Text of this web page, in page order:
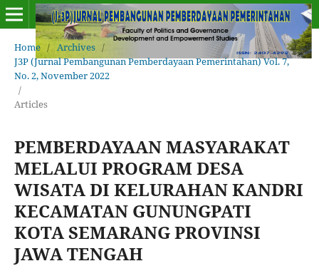
Home / Archives /
J3P (Jurnal Pembangunan Pemberdayaan Pemerintahan) Vol. 7,
No. 2, November 2022
/
Articles
PEMBERDAYAAN MASYARAKAT
MELALUI PROGRAM DESA
WISATA DI KELURAHAN KANDRI
KECAMATAN GUNUNGPATI
KOTA SEMARANG PROVINSI
JAWA TENGAH